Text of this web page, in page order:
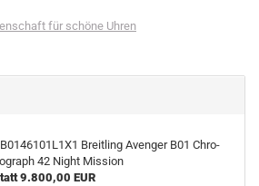
für schöne Uhren
Breit­ling Aven­ger B01 Chro­
42 Night Mis­si­on
9.800,00 EUR